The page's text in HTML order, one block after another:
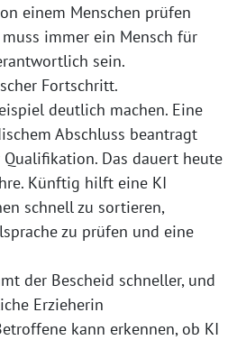
einem Menschen prüfen
immer ein Mensch für
sein.
Fortschritt.
deutlich machen. Eine
Abschluss beantragt
Das dauert heute
Künftig hilft eine KI
schnell zu sortieren,
zu prüfen und eine
der Bescheid schneller, und
Erzieherin
kann erkennen, ob KI